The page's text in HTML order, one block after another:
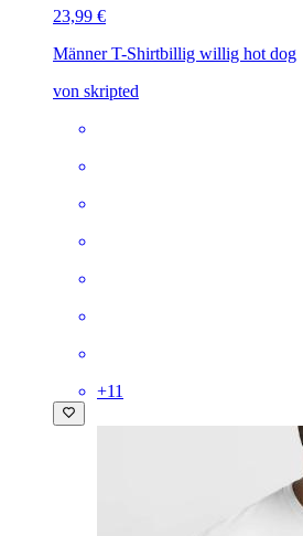
23,99 €
Männer T-Shirtbillig willig hot dog
von skripted
+11